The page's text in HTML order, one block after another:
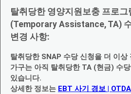
탈취당한 영양지원보충 프로그
(Temporary Assistance, TA)
변경 사항:
탈취당한 SNAP 수당 신청을 더 이상
가구는 아직 탈취당한 TA (현금) 수
있습니다.
상세한 정보는 EBT 사기 경보 | OTDA